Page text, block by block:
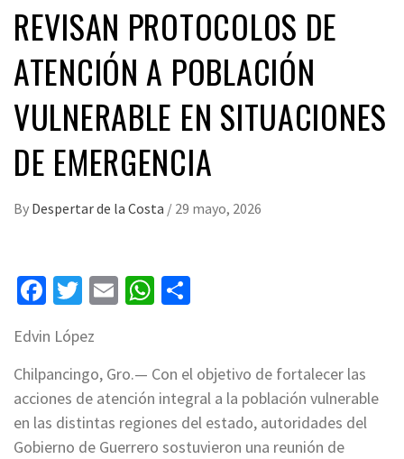
REVISAN PROTOCOLOS DE
ATENCIÓN A POBLACIÓN
VULNERABLE EN SITUACIONES
DE EMERGENCIA
By Despertar de la Costa / 29 mayo, 2026
Facebook
Twitter
EmailWhatsApp
Edvin López
Chilpancingo, Gro.— Con el objetivo de fortalecer las
acciones de atención integral a la población vulnerable
en las distintas regiones del estado, autoridades del
Gobierno de Guerrero sostuvieron una reunión de